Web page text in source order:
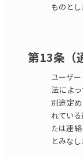
ものとし
第13条（
ユーザ
法によ
別途定
れてい
たは連
とみなし